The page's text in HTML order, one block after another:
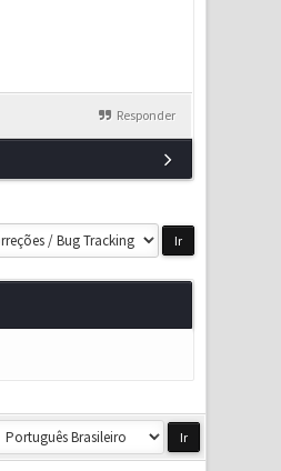
Responder